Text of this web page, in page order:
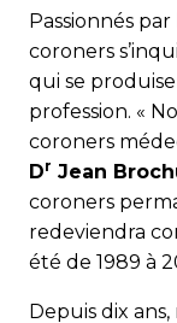
Passionnés
coroners
qui se
profession. «
coroners
Dr Jean
coroners
redeviendra
été de 1989 à
Depuis dix